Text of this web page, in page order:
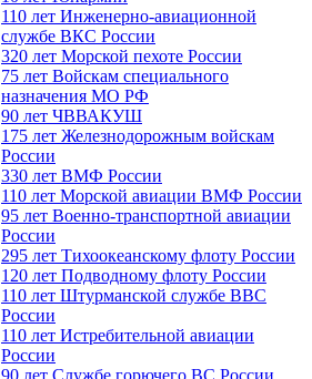
110 лет Инженерно-авиационной
службе ВКС России
320 лет Морской пехоте России
75 лет Войскам специального
назначения МО РФ
90 лет ЧВВАКУШ
175 лет Железнодорожным войскам
России
330 лет ВМФ России
110 лет Морской авиации ВМФ России
95 лет Военно-транспортной авиации
России
295 лет Тихоокеанскому флоту России
120 лет Подводному флоту России
110 лет Штурманской службе ВВС
России
110 лет Истребительной авиации
России
90 лет Службе горючего ВС России